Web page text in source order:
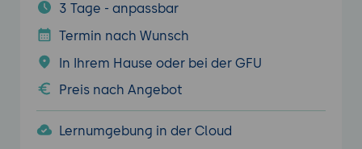
3 Tage - anpassbar
Termin nach Wunsch
In Ihrem Hause oder bei der GFU
Preis nach Angebot
Lernumgebung in der Cloud